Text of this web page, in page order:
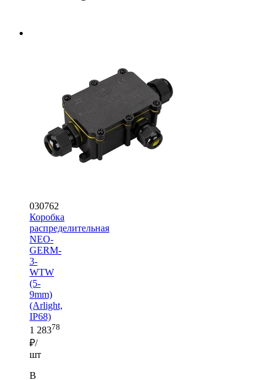
030762
Коробка
распределительная
NEO-
GERM-
3-
WTW
(5-
9mm)
(Arlight,
IP68)
1 28378
₽/
шт
В